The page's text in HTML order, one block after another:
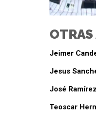
OTRAS
Jeimer
Jesus
José Ramírez
Teoscar